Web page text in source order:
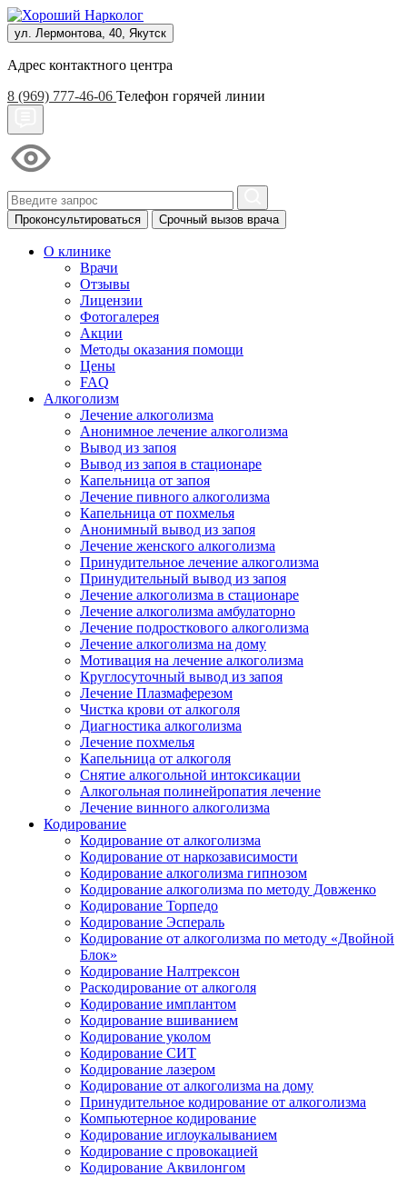
ул. Лермонтова, 40, Якутск
Адрес контактного центра
8 (969) 777-46-06 Телефон горячей линии
Проконсультироваться Срочный вызов врача
О клинике
Врачи
Отзывы
Лицензии
Фотогалерея
Акции
Методы оказания помощи
Цены
FAQ
Алкоголизм
Лечение алкоголизма
Анонимное лечение алкоголизма
Вывод из запоя
Вывод из запоя в стационаре
Капельница от запоя
Лечение пивного алкоголизма
Капельница от похмелья
Анонимный вывод из запоя
Лечение женского алкоголизма
Принудительное лечение алкоголизма
Принудительный вывод из запоя
Лечение алкоголизма в стационаре
Лечение алкоголизма амбулаторно
Лечение подросткового алкоголизма
Лечение алкоголизма на дому
Мотивация на лечение алкоголизма
Круглосуточный вывод из запоя
Лечение Плазмаферезом
Чистка крови от алкоголя
Диагностика алкоголизма
Лечение похмелья
Капельница от алкоголя
Снятие алкогольной интоксикации
Алкогольная полинейропатия лечение
Лечение винного алкоголизма
Кодирование
Кодирование от алкоголизма
Кодирование от наркозависимости
Кодирование алкоголизма гипнозом
Кодирование алкоголизма по методу Довженко
Кодирование Торпедо
Кодирование Эспераль
Кодирование от алкоголизма по методу «Двойной
Блок»
Кодирование Налтрексон
Раскодирование от алкоголя
Кодирование имплантом
Кодирование вшиванием
Кодирование уколом
Кодирование СИТ
Кодирование лазером
Кодирование от алкоголизма на дому
Принудительное кодирование от алкоголизма
Компьютерное кодирование
Кодирование иглоукалыванием
Кодирование с провокацией
Кодирование Аквилонгом